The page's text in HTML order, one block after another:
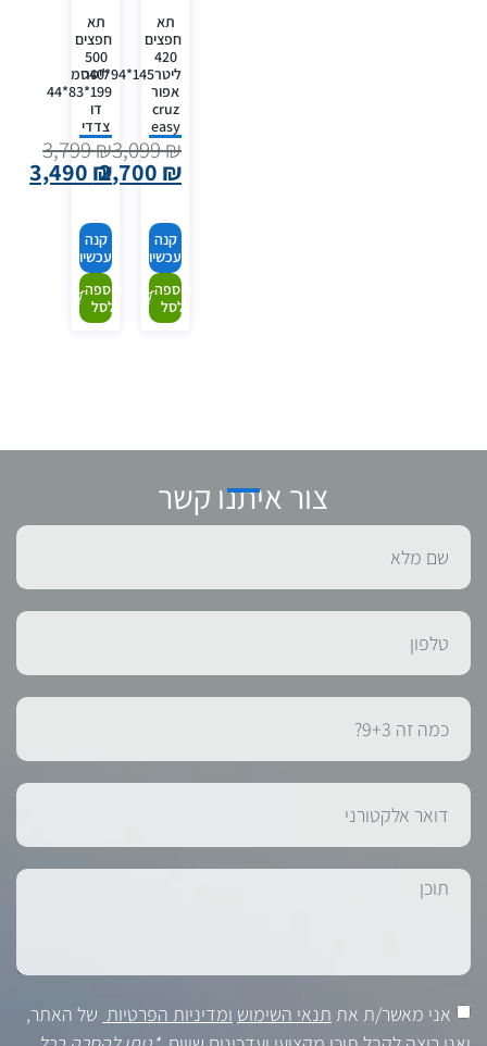
תא
חפצים
420
ליטר145*94*40סמ
אפור
cruz
easy
3,099₪
2,700 ₪
קנה
עכשיו
הוספה
לסל
תא
חפצים
500
ליטר
199*83*44
דו
צדדי
3,799₪
3,490 ₪
קנה
עכשיו
הוספה
לסל
צור איתנו קשר
אני מאשר/ת את תנאי השימוש ומדיניות הפרטיות של האתר,